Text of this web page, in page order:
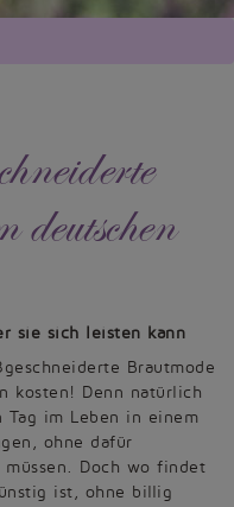
sie sich leisten kann
Brautmode
kosten! Denn natürlich
im Leben in einem
ohne dafür
müssen. Doch wo findet
ist, ohne billig